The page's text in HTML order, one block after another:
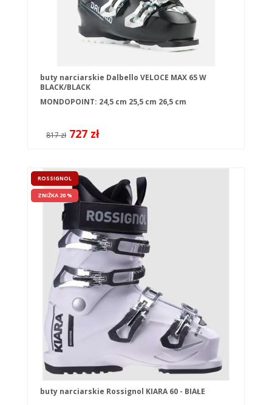
buty narciarskie Dalbello VELOCE MAX 65 W
BLACK/BLACK
MONDOPOINT: 24,5 cm 25,5 cm 26,5 cm
817 zł 727 zł
ROSSIGNOL
ZNIŻKA 20 %
buty narciarskie Rossignol KIARA 60 - BIAŁE